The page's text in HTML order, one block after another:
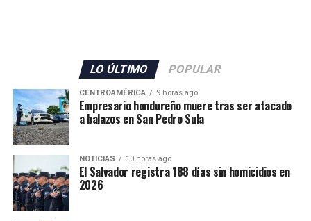
Sheinbaum, quien asistió a la final en el MetLife Stadium
de Nueva York por invitación del presidente
estadounidense Donald Trump, también dedicó un
mensaje de reconocimiento a los aficionados mexicanos
y a la selección nacional.
«Felicidades a todas y
todos los mexicanos por
LO ÚLTIMO POPULAR
CENTROAMÉRICA 9 horas ago
Empresario hondureño muere tras ser atacado
a balazos en San Pedro Sula
NOTICIAS 10 horas ago
El Salvador registra 188 días sin homicidios en
2026